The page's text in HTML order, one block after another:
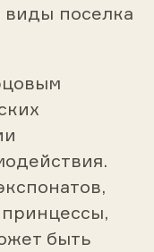
виды поселка
быть